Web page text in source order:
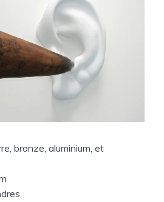
bronze, aluminium, et